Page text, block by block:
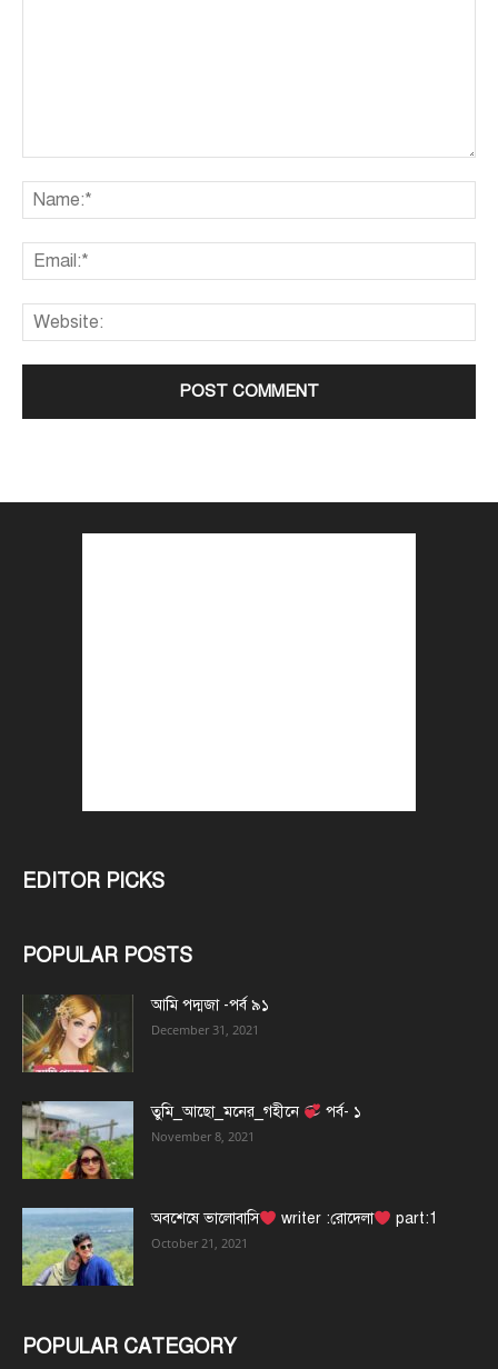
EDITOR PICKS
POPULAR POSTS
আমি পদ্মজা -পর্ব ৯১
December 31, 2021
তুমি_আছো_মনের_গহীনে পর্ব- ১
November 8, 2021
অবশেষে ভালোবাসি writer :রোদেলা part:1
October 21, 2021
POPULAR CATEGORY